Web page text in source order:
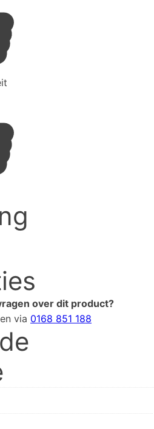
over dit product?
via 0168 851 188